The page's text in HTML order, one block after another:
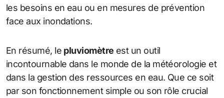
les besoins en eau ou en mesures de prévention
face aux inondations.
En résumé, le pluviomètre est un outil
incontournable dans le monde de la météorologie et
dans la gestion des ressources en eau. Que ce soit
par son fonctionnement simple ou son rôle crucial